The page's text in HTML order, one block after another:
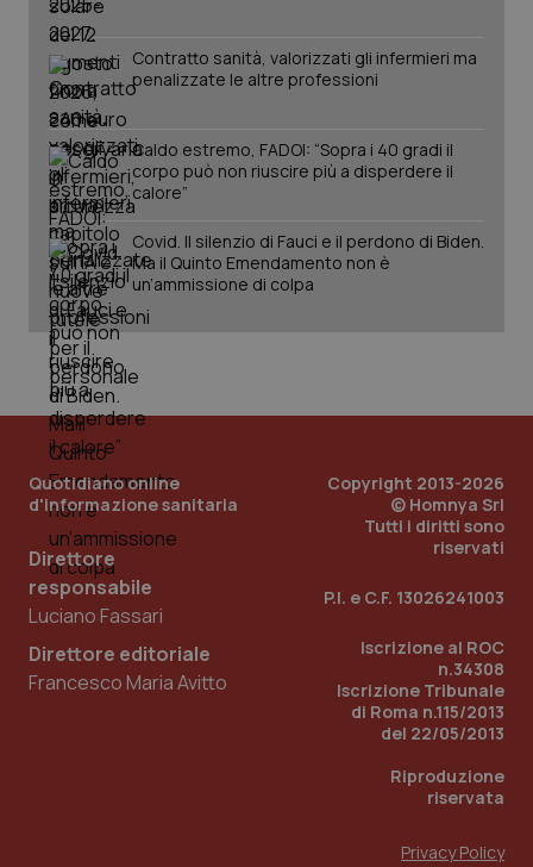
Contratto sanità, valorizzati gli infermieri ma
penalizzate le altre professioni
Caldo estremo, FADOI: “Sopra i 40 gradi il
corpo può non riuscire più a disperdere il
calore”
Covid. Il silenzio di Fauci e il perdono di Biden.
Ma il Quinto Emendamento non è
un’ammissione di colpa
Quotidiano online
d'informazione sanitaria
Direttore
responsabile
Luciano Fassari
Direttore editoriale
Francesco Maria Avitto
Copyright 2013-2026
© Homnya Srl
Tutti i diritti sono
riservati
P.I. e C.F. 13026241003
Iscrizione al ROC
n.34308
Iscrizione Tribunale
di Roma n.115/2013
del 22/05/2013
Riproduzione
riservata
Privacy Policy
PHPSESSID
.quotidianosanita.it 1